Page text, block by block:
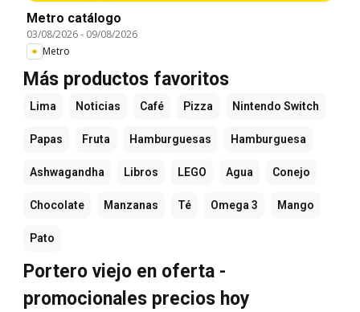
Metro catálogo
03/08/2026- 09/08/2026
Metro
Más productos favoritos
Lima Noticias Café Pizza Nintendo Switch
Papas Fruta Hamburguesas Hamburguesa
Ashwagandha Libros LEGO Agua Conejo
Chocolate Manzanas Té Omega 3 Mango
Pato
Portero viejo en oferta -
promocionales precios hoy